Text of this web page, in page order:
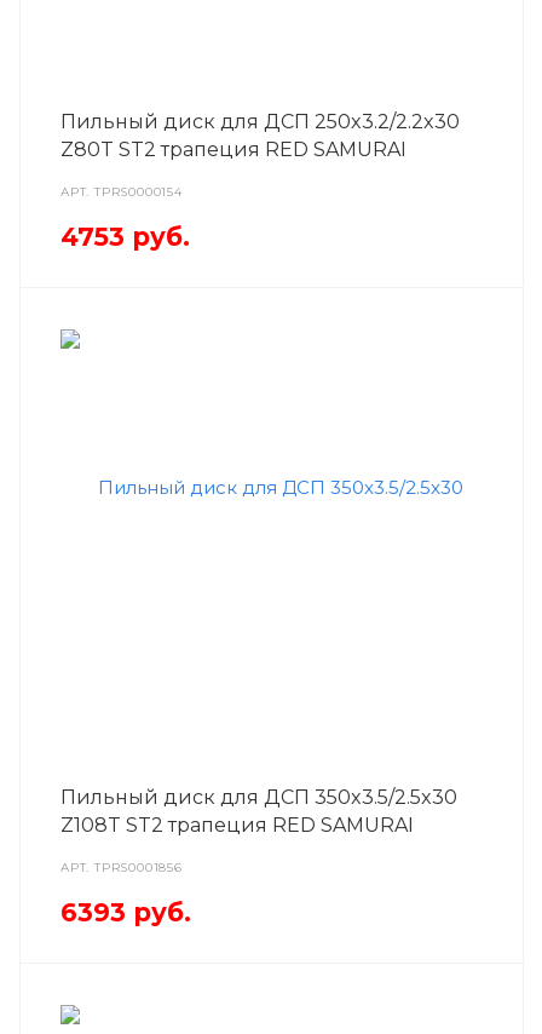
Пильный диск для ДСП 250x3.2/2.2x30
Z80T ST2 трапеция RED SAMURAI
АРТ.TPRS0000154
4753 руб.
Пильный диск для ДСП 350x3.5/2.5x30
Z108T ST2 трапеция RED SAMURAI
АРТ.TPRS0001856
6393 руб.